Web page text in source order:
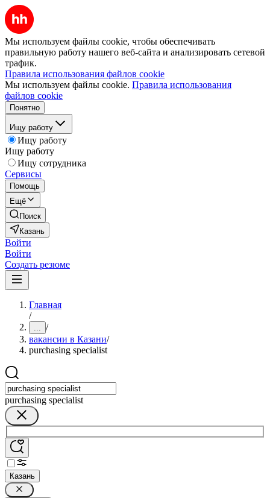
Мы используем файлы cookie, чтобы обеспечивать
правильную работу нашего веб-сайта и анализировать сетевой
трафик.
Правила использования файлов cookie
Мы используем файлы cookie. Правила использования
файлов cookie
Понятно
Ищу работу
Ищу работу
Ищу работу
Ищу сотрудника
Сервисы
Помощь
Ещё
Поиск
Казань
Войти
Войти
Создать резюме
Главная
/
... /
вакансии в Казани/
purchasing specialist
purchasing specialist
Казань